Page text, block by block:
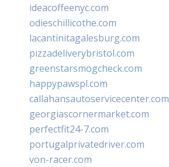
ideacoffeenyc.com
odieschillicothe.com
lacantinitagalesburg.com
pizzadeliverybristol.com
greenstarsmogcheck.com
happypawspl.com
callahansautoservicecenter.com
georgiascornermarket.com
perfectfit24-7.com
portugalprivatedriver.com
von-racer.com